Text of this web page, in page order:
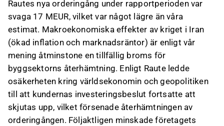
Rautes nya orderingång under rapportperioden var
svaga 17 MEUR, vilket var något lägre än våra
estimat. Makroekonomiska effekter av kriget i Iran
(ökad inflation och marknadsräntor) är enligt vår
mening åtminstone en tillfällig broms för
byggsektorns återhämtning. Enligt Raute ledde
osäkerheten kring världsekonomin och geopolitiken
till att kundernas investeringsbeslut fortsatte att
skjutas upp, vilket försenade återhämtningen av
orderingången. Följaktligen minskade företagets